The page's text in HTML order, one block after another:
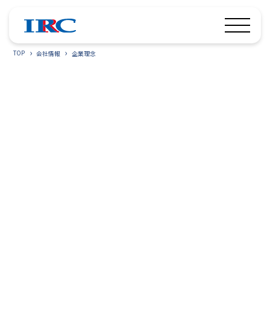
TOP 会社情報 企業理念